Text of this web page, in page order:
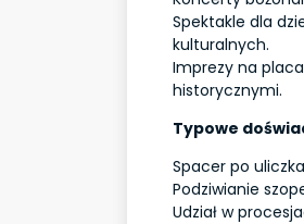
Spektakle dla
kulturalnych.
Imprezy na
historycznymi.
Typowe
Spacer po
Podziwianie
Udział w